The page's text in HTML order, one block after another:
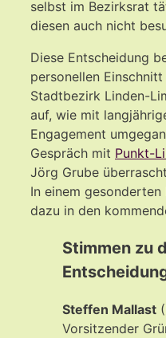
selbst im Bezirksrat
diesen auch nicht
Diese Entscheidung
personellen
Stadtbezirk Linden-
auf, wie mit
Engagement
Gespräch mit Punkt-
Jörg Grube
In einem
dazu in den
Stimmen zu
Steffen Mallast
Vorsitzender